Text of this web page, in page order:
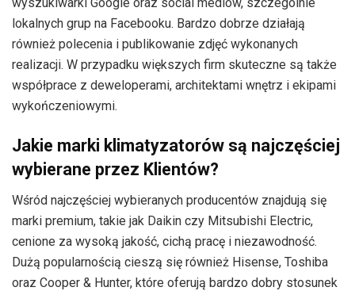
wyszukiwarki Google oraz social mediów, szczególnie
lokalnych grup na Facebooku. Bardzo dobrze działają
również polecenia i publikowanie zdjęć wykonanych
realizacji. W przypadku większych firm skuteczne są także
współprace z deweloperami, architektami wnętrz i ekipami
wykończeniowymi.
Jakie marki klimatyzatorów są najczęściej
wybierane przez Klientów?
Wśród najczęściej wybieranych producentów znajdują się
marki premium, takie jak Daikin czy Mitsubishi Electric,
cenione za wysoką jakość, cichą pracę i niezawodność.
Dużą popularnością cieszą się również Hisense, Toshiba
oraz Cooper & Hunter, które oferują bardzo dobry stosunek